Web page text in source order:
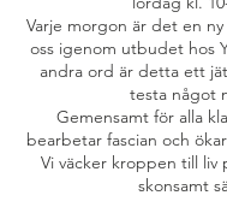
Varje morgon är det en ny
oss igenom utbudet hos
andra ord är detta ett
testa något
Gemensamt för alla
bearbetar fascian och
Vi väcker kroppen till
skonsamt